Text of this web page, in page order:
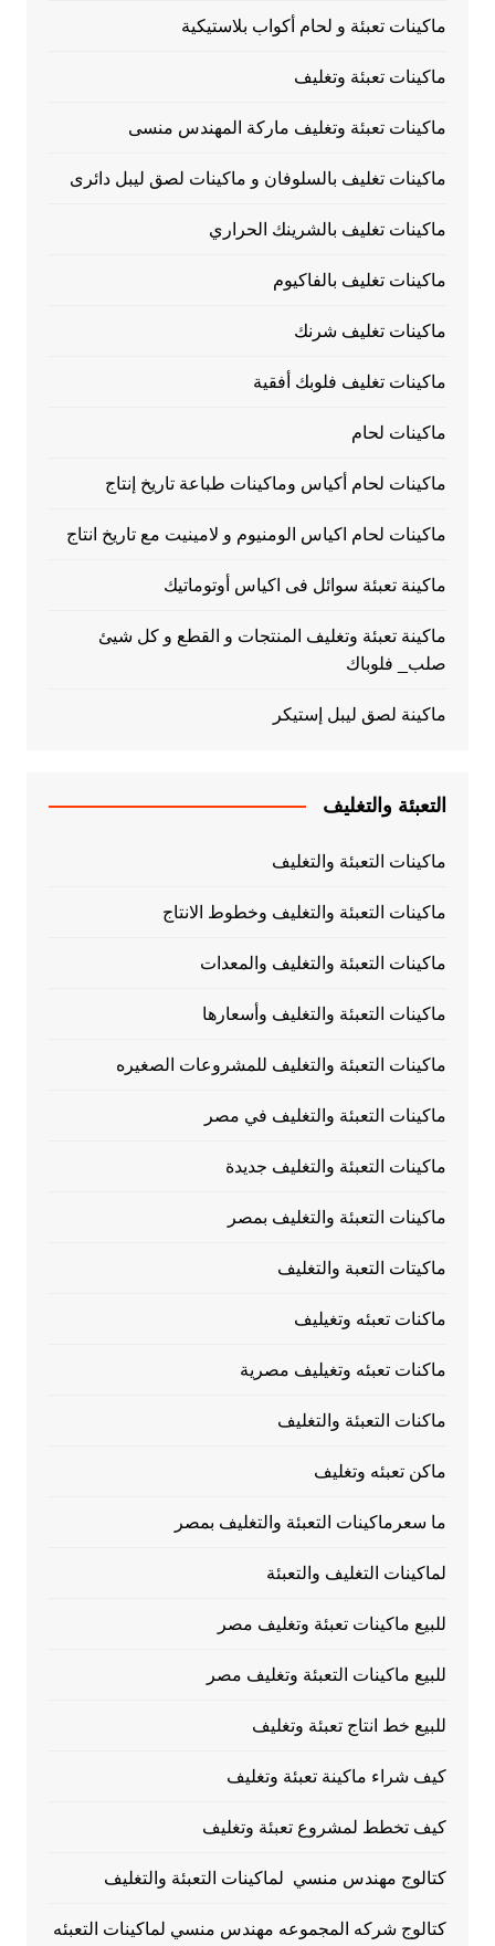
ماكينات تعبئة و لحام أكواب بلاستيكية
ماكينات تعبئة وتغليف
ماكينات تعبئة وتغليف ماركة المهندس منسى
ماكينات تغليف بالسلوفان و ماكينات لصق ليبل دائرى
ماكينات تغليف بالشرينك الحراري
ماكينات تغليف بالفاكيوم
ماكينات تغليف شرنك
ماكينات تغليف فلوبك أفقية
ماكينات لحام
ماكينات لحام أكياس وماكينات طباعة تاريخ إنتاج
ماكينات لحام اكياس الومنيوم و لامينيت مع تاريخ انتاج
ماكينة تعبئة سوائل فى اكياس أوتوماتيك
ماكينة تعبئة وتغليف المنتجات و القطع و كل شيئ
صلب_ فلوباك
ماكينة لصق ليبل إستيكر
التعبئة والتغليف
ماكينات التعبئة والتغليف
ماكينات التعبئة والتغليف وخطوط الانتاج
ماكينات التعبئة والتغليف والمعدات
ماكينات التعبئة والتغليف وأسعارها
ماكينات التعبئة والتغليف للمشروعات الصغيره
ماكينات التعبئة والتغليف في مصر
ماكينات التعبئة والتغليف جديدة
ماكينات التعبئة والتغليف بمصر
ماكيتات التعبة والتغليف
ماكنات تعبئه وتغيليف
ماكنات تعبئه وتغيليف مصرية
ماكنات التعبئة والتغليف
ماكن تعبئه وتغليف
ما سعرماكينات التعبئة والتغليف بمصر
لماكينات التغليف والتعبئة
للبيع ماكينات تعبئة وتغليف مصر
للبيع ماكينات التعبئة وتغليف مصر
للبيع خط انتاج تعبئة وتغليف
كيف شراء ماكينة تعبئة وتغليف
كيف تخطط لمشروع تعبئة وتغليف
كتالوج مهندس منسي لماكينات التعبئة والتغليف
كتالوج شركه المجموعه مهندس منسي لماكينات التعبئه